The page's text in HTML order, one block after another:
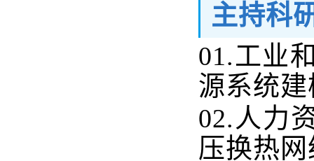
主持科
01.工业
源系统
02. 人力
压换热